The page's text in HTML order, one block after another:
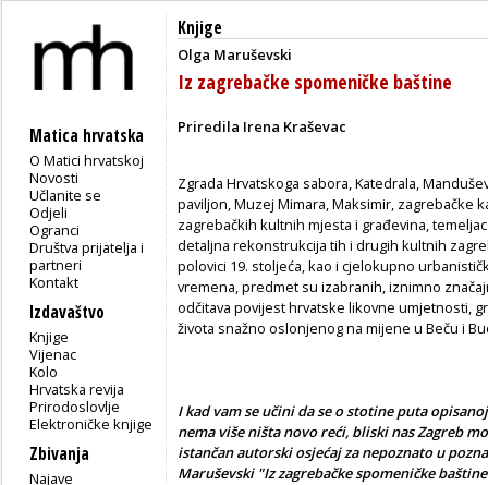
Matica hrvatska
O Matici hrvatskoj
Novosti
Učlanite se
Odjeli
Ogranci
Društva prijatelja i
partneri
Kontakt
Izdavaštvo
Knjige
Vijenac
Kolo
Hrvatska revija
Prirodoslovlje
Elektroničke knjige
Zbivanja
Najave
Knjige
Olga Maruševski
Iz zagrebačke spomeničke baštine
Priredila Irena Kraševac
Zgrada Hrvatskoga sabora, Katedrala,
paviljon, Muzej Mimara, Maksimir, zagrebačke
zagrebačkih kultnih mjesta i građevina,
detaljna rekonstrukcija tih i drugih kultnih
polovici 19. stoljeća, kao i cjelokupno
vremena, predmet su izabranih, iznimno
odčitava povijest hrvatske likovne umjetnosti,
života snažno oslonjenog na mijene u Beču i
I kad vam se učini da se o stotine puta
nema više ništa novo reći, bliski nas Zagreb
istančan autorski osjećaj za nepoznato u
Maruševski "Iz zagrebačke spomeničke